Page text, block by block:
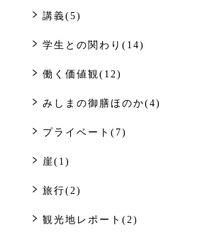
講義(5)
学生との関わり(14)
働く価値観(12)
みしまの御膳ほのか(4)
プライベート(7)
崖(1)
旅行(2)
観光地レポート(2)